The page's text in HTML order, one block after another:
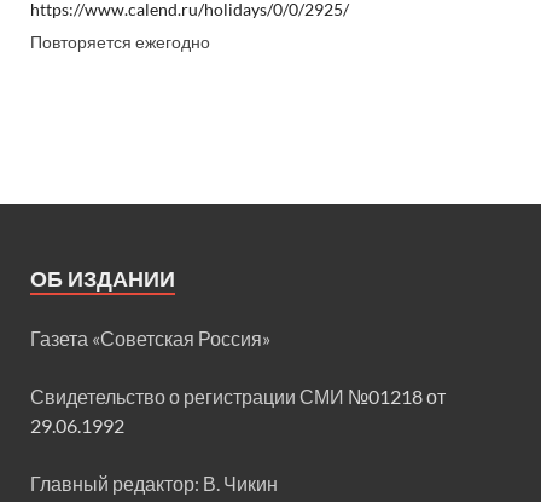
https://www.calend.ru/holidays/0/0/2925/
Повторяется ежегодно
ОБ ИЗДАНИИ
Газета «Советская Россия»
Свидетельство о регистрации СМИ №01218 от
29.06.1992
Главный редактор: В. Чикин